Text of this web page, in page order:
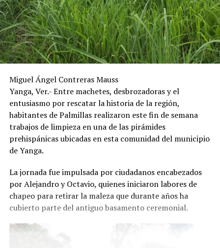
Miguel Ángel Contreras Mauss
Yanga, Ver.- Entre machetes, desbrozadoras y el
entusiasmo por rescatar la historia de la región,
habitantes de Palmillas realizaron este fin de semana
trabajos de limpieza en una de las pirámides
prehispánicas ubicadas en esta comunidad del municipio
de Yanga.
La jornada fue impulsada por ciudadanos encabezados
por Alejandro y Octavio, quienes iniciaron labores de
chapeo para retirar la maleza que durante años ha
cubierto parte del antiguo basamento ceremonial.